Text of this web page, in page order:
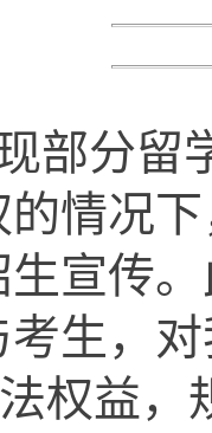
部分留
情况
生宣传
生，
权益，